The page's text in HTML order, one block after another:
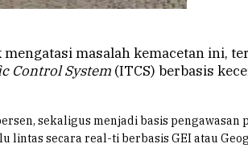
masalah kemacetan ini,
Control System (ITCS) berbasis
sekaligus menjadi basis
lintas secara real-ti berbasis GEI atau